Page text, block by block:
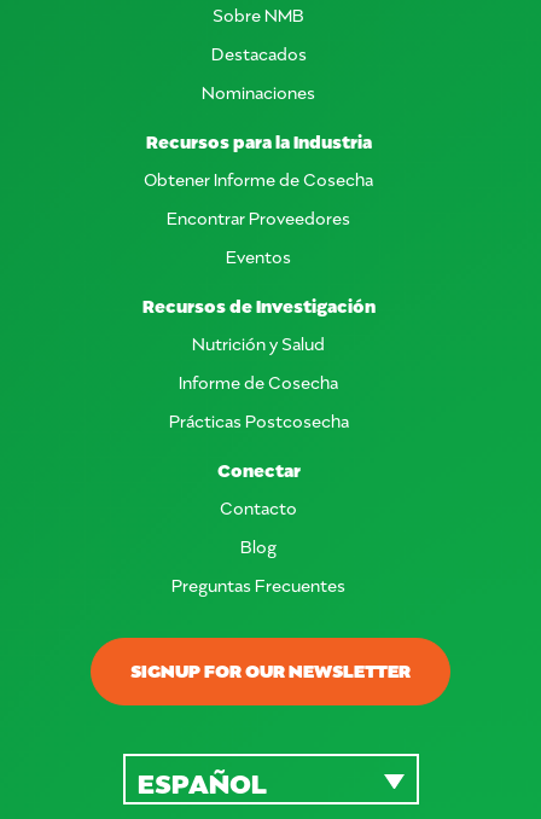
SIGNUP FOR OUR NEWSLETTER
Sobre NMB
Destacados
Nominaciones
Recursos para la Industria
Obtener Informe de Cosecha
Encontrar Proveedores
Eventos
Recursos de Investigación
Nutrición y Salud
Informe de Cosecha
Prácticas Postcosecha
Conectar
Contacto
Blog
Preguntas Frecuentes
ESPAÑOL